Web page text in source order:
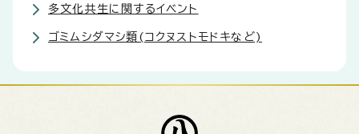
多文化共生に関するイベント
ゴミムシダマシ類(コクヌストモドキなど)